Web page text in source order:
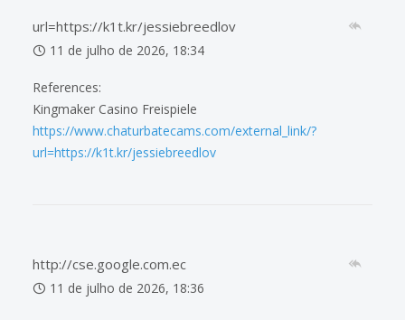
url=https://k1t.kr/jessiebreedlov
11 de julho de 2026, 18:34
References:
Kingmaker Casino Freispiele
https://www.chaturbatecams.com/external_link/?
url=https://k1t.kr/jessiebreedlov
http://cse.google.com.ec
11 de julho de 2026, 18:36